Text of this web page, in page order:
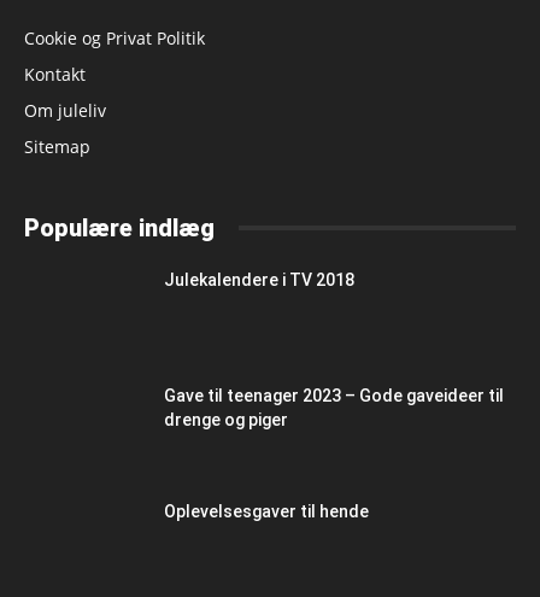
Cookie og Privat Politik
Kontakt
Om juleliv
Sitemap
Populære indlæg
Julekalendere i TV 2018
Gave til teenager 2023 – Gode gaveideer til
drenge og piger
Oplevelsesgaver til hende